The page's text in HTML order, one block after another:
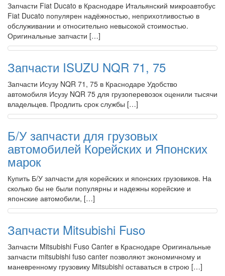
Запчасти Fiat Ducato в Краснодаре Итальянский микроавтобус
Fiat Ducato популярен надёжностью, неприхотливостью в
обслуживании и относительно невысокой стоимостью.
Оригинальные запчасти […]
Запчасти ISUZU NQR 71, 75
Запчасти Исузу NQR 71, 75 в Краснодаре Удобство
автомобиля Исузу NQR 75 для грузоперевозок оценили тысячи
владельцев. Продлить срок службы […]
Б/У запчасти для грузовых
автомобилей Корейских и Японских
марок
Купить Б/У запчасти для корейских и японских грузовиков. На
сколько бы не были популярны и надежны корейские и
японские автомобили, […]
Запчасти Mitsubishi Fuso
Запчасти Mitsubishi Fuso Canter в Краснодаре Оригинальные
запчасти mitsubishi fuso canter позволяют экономичному и
маневренному грузовику Mitsubishi оставаться в строю […]